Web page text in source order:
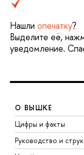
Нашли опечатку?
Выделите её,
уведомление.
О ВЫШКЕ
Цифры и факты
Руководство и